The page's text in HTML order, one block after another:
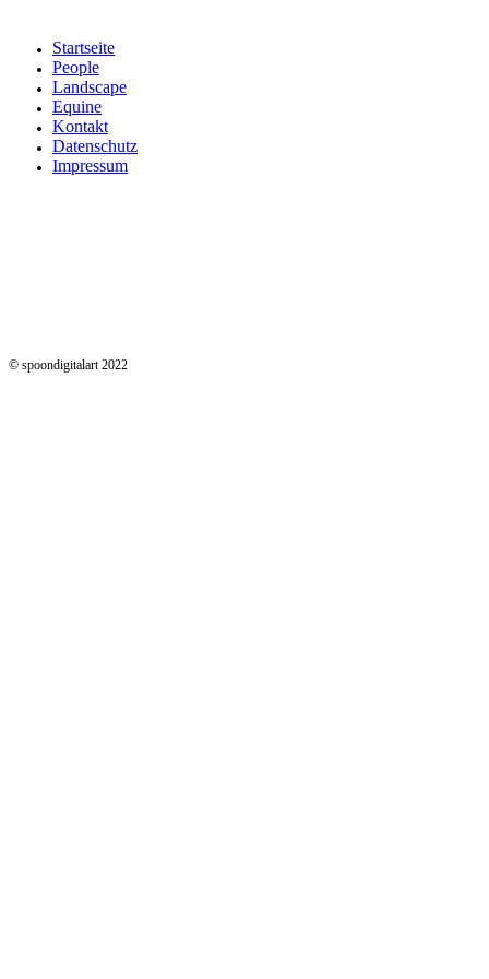
Startseite
People
Landscape
Equine
Kontakt
Datenschutz
Impressum
© spoondigitalart 2022